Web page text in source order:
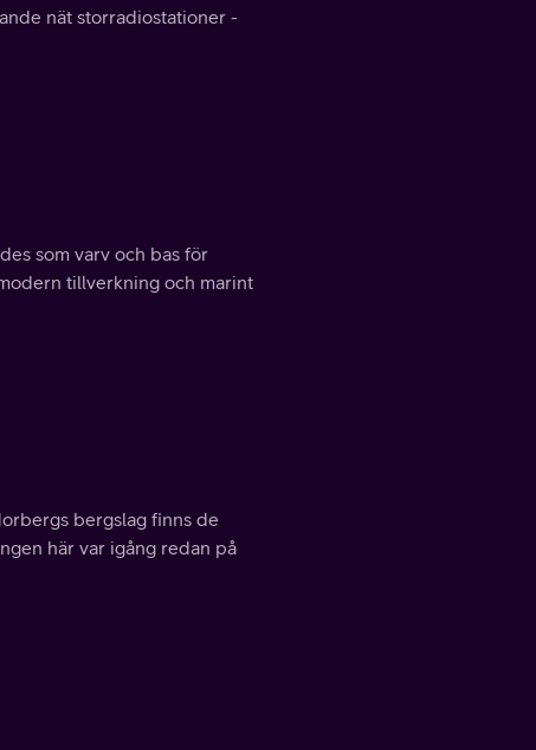
nät storradiostationer -
som varv och bas för
tillverkning och marint
bergslag finns de
här var igång redan på